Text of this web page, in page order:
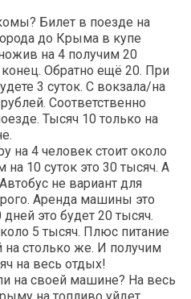
Билет в поезде на
до Крыма в купе
на 4 получим 20
Обратно ещё 20. При
3 суток. С вокзала/на
Соответственно
Тысяч 10 только на
на 4 человек стоит около
на 10 суток это 30 тысяч. А
не вариант для
Аренда машины это
это будет 20 тысяч.
5 тысяч. Плюс питание
на столько же. И получим
на весь отдых!
на своей машине? На весь
на топливо уйдет